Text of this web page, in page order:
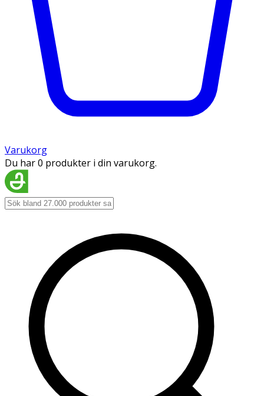
Varukorg
Du har 0 produkter i din varukorg.